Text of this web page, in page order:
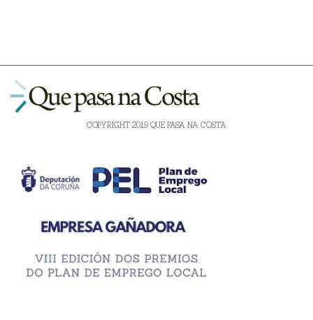
COPYRIGHT 2019 QUE PASA NA COSTA